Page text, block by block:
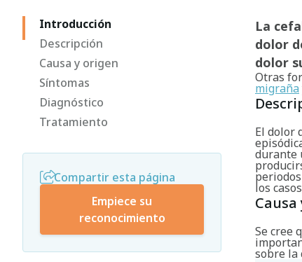
Introducción
Descripción
Causa y origen
Síntomas
Diagnóstico
Tratamiento
Compartir esta página
Empiece su
reconocimiento
La
dolor
dolor
Otras
migraña
El dolor
durante
los
Se cree
sobre la